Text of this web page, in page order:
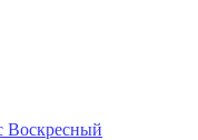
Воскресный